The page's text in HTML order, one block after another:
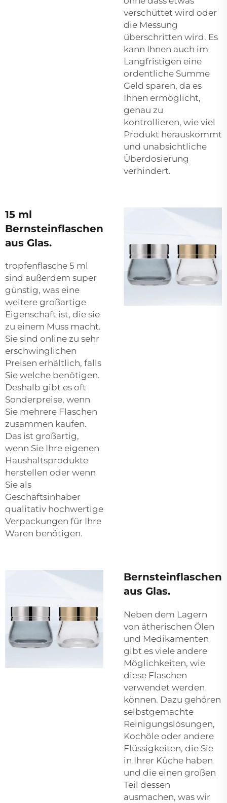
verschüttet wird oder
die Messung
überschritten wird. Es
kann Ihnen auch im
Langfristigen eine
ordentliche Summe
Geld sparen, da es
Ihnen ermöglicht,
genau zu
kontrollieren, wie viel
Produkt herauskommt
und unabsichtliche
Überdosierung
verhindert.
15 ml
Bernsteinflaschen
aus Glas.
tropfenflasche 5 ml
sind außerdem super
günstig, was eine
weitere großartige
Eigenschaft ist, die sie
zu einem Muss macht.
Sie sind online zu sehr
erschwinglichen
Preisen erhältlich, falls
Sie welche benötigen.
Deshalb gibt es oft
Sonderpreise, wenn
Sie mehrere Flaschen
zusammen kaufen.
Das ist großartig,
wenn Sie Ihre eigenen
Haushaltsprodukte
herstellen oder wenn
Sie als
Geschäftsinhaber
qualitativ hochwertige
Verpackungen für Ihre
Waren benötigen.
Bernsteinflaschen
aus Glas.
Neben dem Lagern
von ätherischen Ölen
und Medikamenten
gibt es viele andere
Möglichkeiten, wie
diese Flaschen
verwendet werden
können. Dazu gehören
selbstgemachte
Reinigungslösungen,
Kochöle oder andere
Flüssigkeiten, die Sie
in Ihrer Küche haben
und die einen großen
Teil dessen
ausmachen, was wir